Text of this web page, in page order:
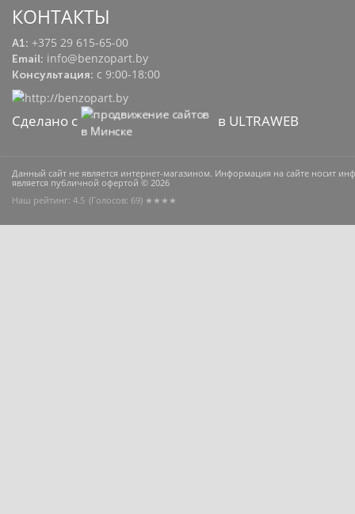
КОНТАКТЫ
A1: +375 29 615-65-00
Email: info@benzopart.by
Консультация: с 9:00-18:00
Сделано с в ULTRAWEB
Данный сайт не является интернет-магазином. Информация на сайте носит
является публичной офертой © 2026
Наш рейтинг: 4.5 (Голосов: 69) ★★★★